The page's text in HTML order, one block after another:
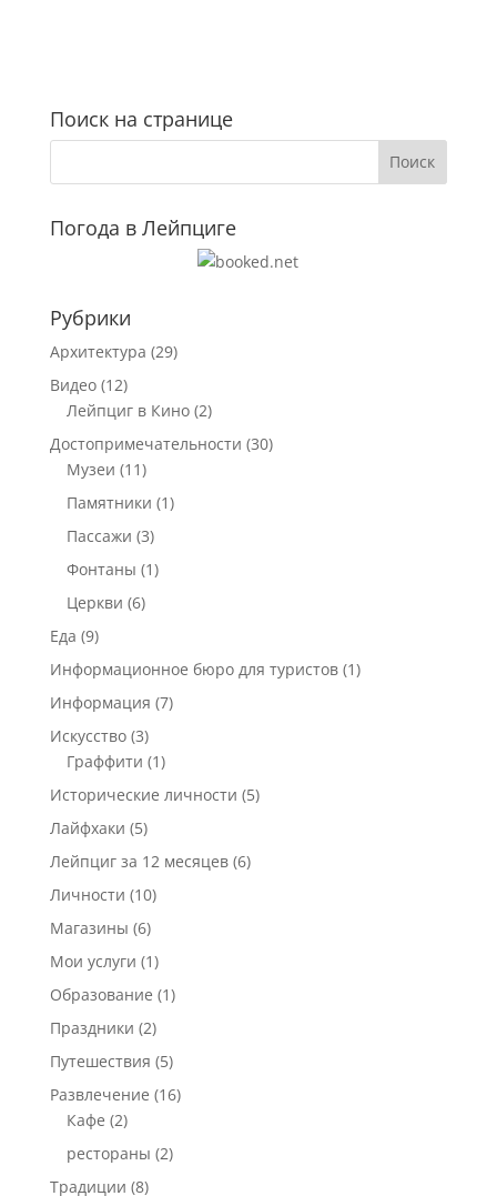
Поиск на странице
Погода в Лейпциге
Рубрики
Архитектура (29)
Видео(12)
Лейпциг в Кино(2)
Достопримечательности (30)
Музеи (11)
Памятники (1)
Пассажи (3)
Фонтаны (1)
Церкви (6)
Еда (9)
Информационное бюро для туристов(1)
Информация (7)
Искусство(3)
Граффити (1)
Исторические личности (5)
Лайфхаки (5)
Лейпциг за 12 месяцев(6)
Личности (10)
Магазины (6)
Мои услуги (1)
Образование (1)
Праздники (2)
Путешествия (5)
Развлечение (16)
Кафе (2)
рестораны (2)
Традиции (8)